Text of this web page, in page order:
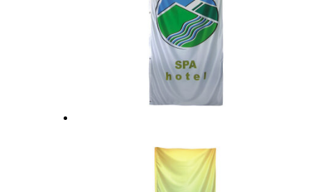
Стойки и аксесоари
Офис комплекти
Знамена тип Сърф